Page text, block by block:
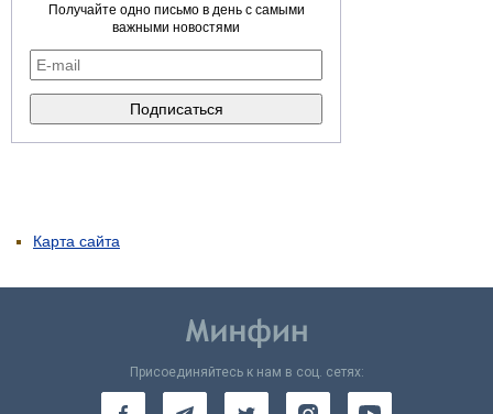
Получайте одно письмо в день с самыми
важными новостями
Карта сайта
Присоединяйтесь к нам в соц. сетях: